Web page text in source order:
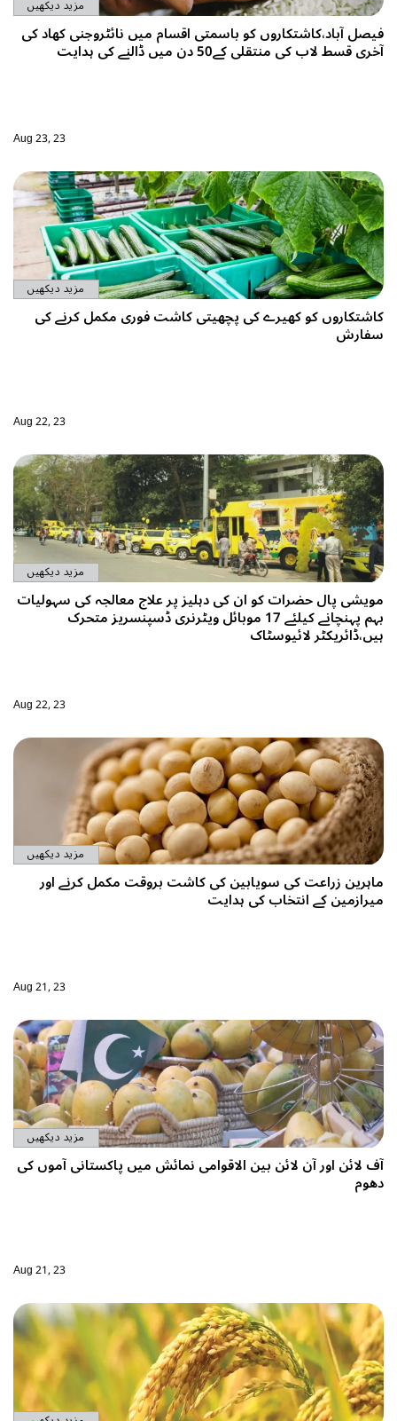
مزید دیکھیں
فیصل آباد،کاشتکاروں کو باسمتی اقسام میں نائٹروجنی کھاد کی
آخری قسط لاب کی منتقلی کے50 دن میں ڈالنے کی ہدایت
Aug 23, 23
مزید دیکھیں
کاشتکاروں کو کھیرے کی پچھیتی کاشت فوری مکمل کرنے کی
سفارش
Aug 22, 23
مزید دیکھیں
مویشی پال حضرات کو ان کی دہلیز پر علاج معالجہ کی سہولیات
بہم پہنچانے کیلئے 17 موبائل ویٹرنری ڈسپنسریز متحرک
ہیں،ڈائریکٹر لائیوسٹاک
Aug 22, 23
مزید دیکھیں
ماہرین زراعت کی سویابین کی کاشت بروقت مکمل کرنے اور
میرازمین کے انتخاب کی ہدایت
Aug 21, 23
مزید دیکھیں
آف لائن اور آن لائن بین الاقوامی نمائش میں پاکستانی آموں کی
دھوم
Aug 21, 23